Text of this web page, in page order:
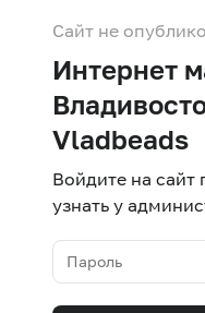
Сайт не
Интернет
Vladbeads
Войдите на
узнать у